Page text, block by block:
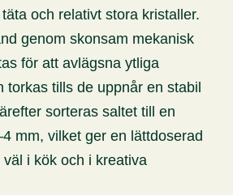
och relativt stora kristaller.
genom skonsam mekanisk
för att avlägsna ytliga
torkas tills de uppnår en stabil
sorteras saltet till en
mm, vilket ger en lättdoserad
i kök och i kreativa